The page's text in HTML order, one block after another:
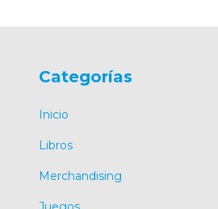
Categorías
Inicio
Libros
Merchandising